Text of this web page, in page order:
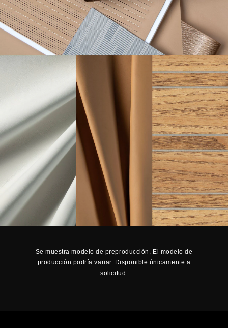
Se muestra modelo de preproducción. El modelo de
producción podría variar. Disponible únicamente a
solicitud.